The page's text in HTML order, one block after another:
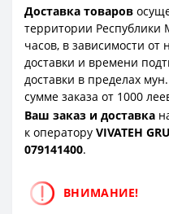
Доставка товаров
территории Республики
часов, в зависимости от
доставки и времени
доставки в пределах
сумме заказа от 1000
Ваш заказ и доставка
к оператору VIVATEH
079141400.
ВНИМАНИЕ!